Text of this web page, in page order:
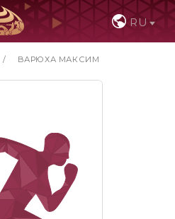
RU
/ ВАРЮХА МАКСИМ